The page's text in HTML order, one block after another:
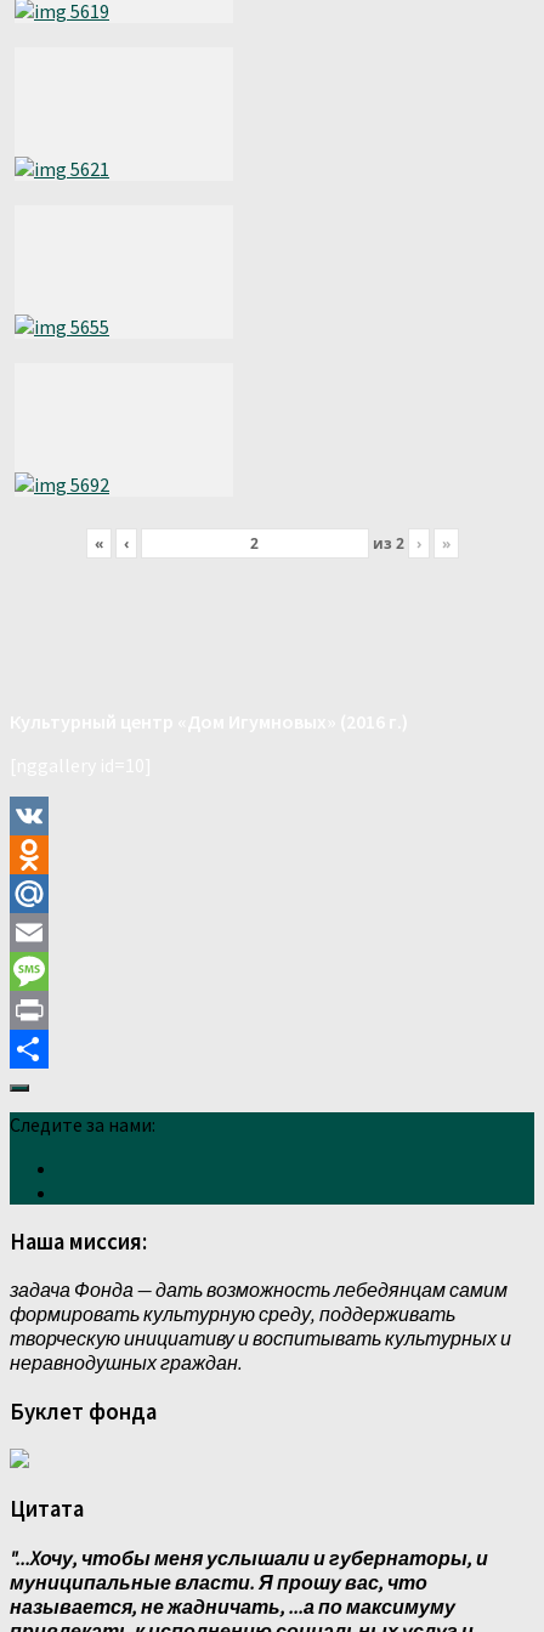
« ‹ из 2 › »
VK
Odnoklassniki
Mail.Ru
Email
Message
Print
Отправить
Следите за нами:
Наша миссия:
задача Фонда — дать возможность лебедянцам самим
формировать культурную среду, поддерживать
творческую инициативу и воспитывать культурных и
неравнодушных граждан.
Буклет фонда
Цитата
"...Xочу, чтобы меня услышали и губернаторы, и
муниципальные власти. Я прошу вас, что
называется, не жадничать, ...а по максимуму